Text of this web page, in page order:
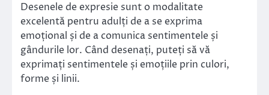
Desenele de expresie sunt o modalitate
excelentă pentru adulți de a se exprima
emoțional și de a comunica sentimentele și
gândurile lor. Când desenați, puteți să vă
exprimați sentimentele și emoțiile prin culori,
forme și linii.